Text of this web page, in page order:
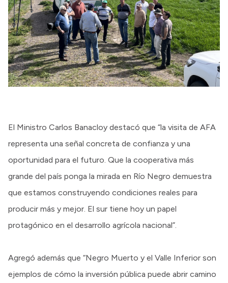
El Ministro Carlos Banacloy destacó que “la visita de AFA
representa una señal concreta de confianza y una
oportunidad para el futuro. Que la cooperativa más
grande del país ponga la mirada en Río Negro demuestra
que estamos construyendo condiciones reales para
producir más y mejor. El sur tiene hoy un papel
protagónico en el desarrollo agrícola nacional”.
Agregó además que “Negro Muerto y el Valle Inferior son
ejemplos de cómo la inversión pública puede abrir camino